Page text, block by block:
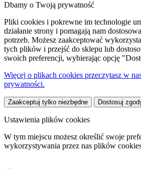
Dbamy o Twoją prywatność
Pliki cookies i pokrewne im technologie
działanie strony i pomagają nam
potrzeb. Możesz zaakceptować
tych plików i przejść do sklepu lub
swoich preferencji, wybierając opcję
Więcej o plikach cookies przeczytasz w
prywatności.
Zaakceptuj tylko niezbędne Dostosuj
Ustawienia plików cookies
W tym miejscu możesz określić swoje
wykorzystywania przez nas plików